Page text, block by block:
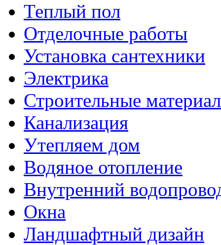
Теплый пол
Отделочные работы
Установка сантехники
Электрика
Строительные
Канализация
Утепляем дом
Водяное отопление
Внутренний
Окна
Ландшафтный дизайн